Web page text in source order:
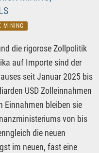
MINING
die rigorose Zollpolitik
auf Importe sind der
seit Januar 2025 bis
USD Zolleinnahmen
Einnahmen bleiben sie
von bis
die neuen
im neuen, fast eine